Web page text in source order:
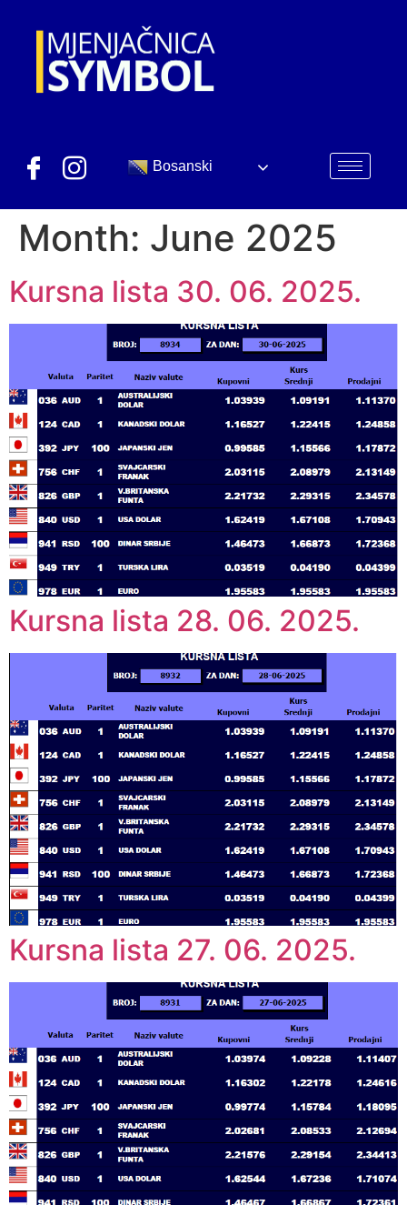
Bosanski
Month: June 2025
Kursna lista 30. 06. 2025.
Kursna lista 28. 06. 2025.
Kursna lista 27. 06. 2025.